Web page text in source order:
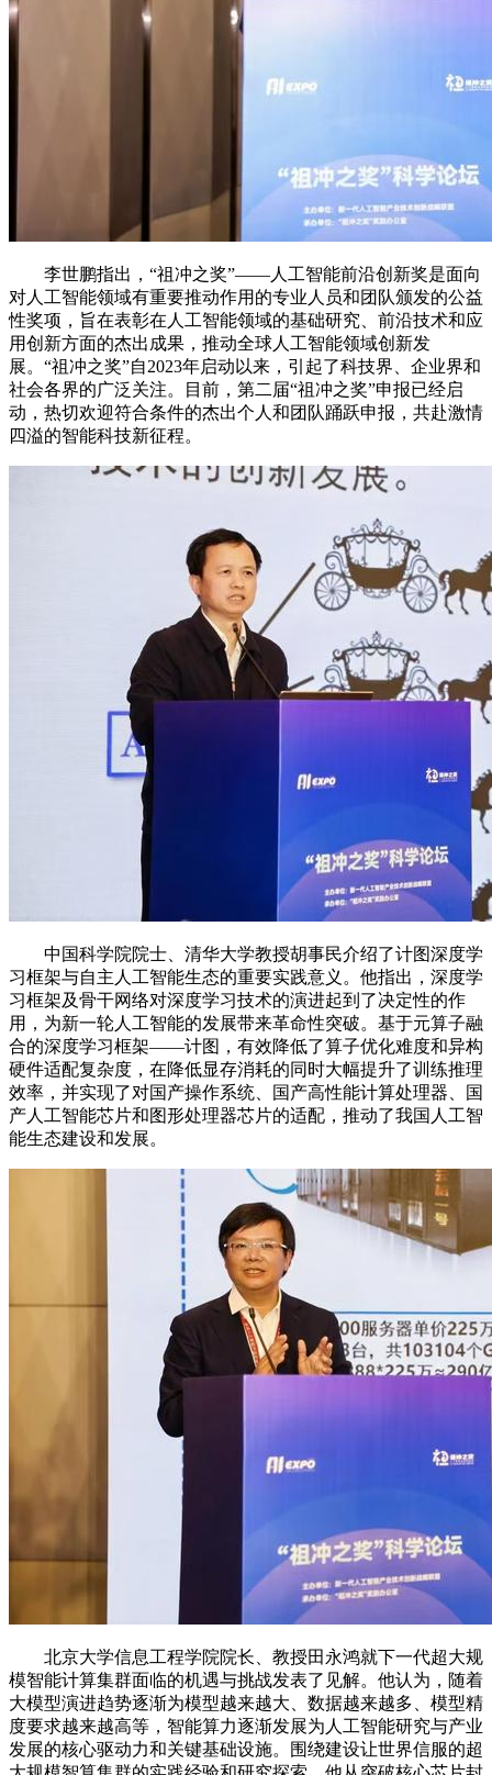
李世鹏指出，“祖冲之奖”――人工智能前沿创新奖是面向
对人工智能领域有重要推动作用的专业人员和团队颁发的公益
性奖项，旨在表彰在人工智能领域的基础研究、前沿技术和应
用创新方面的杰出成果，推动全球人工智能领域创新发
展。“祖冲之奖”自2023年启动以来，引起了科技界、企业界和
社会各界的广泛关注。目前，第二届“祖冲之奖”申报已经启
动，热切欢迎符合条件的杰出个人和团队踊跃申报，共赴激情
四溢的智能科技新征程。
中国科学院院士、清华大学教授胡事民介绍了计图深度学
习框架与自主人工智能生态的重要实践意义。他指出，深度学
习框架及骨干网络对深度学习技术的演进起到了决定性的作
用，为新一轮人工智能的发展带来革命性突破。基于元算子融
合的深度学习框架——计图，有效降低了算子优化难度和异构
硬件适配复杂度，在降低显存消耗的同时大幅提升了训练推理
效率，并实现了对国产操作系统、国产高性能计算处理器、国
产人工智能芯片和图形处理器芯片的适配，推动了我国人工智
能生态建设和发展。
北京大学信息工程学院院长、教授田永鸿就下一代超大规
模智能计算集群面临的机遇与挑战发表了见解。他认为，随着
大模型演进趋势逐渐为模型越来越大、数据越来越多、模型精
度要求越来越高等，智能算力逐渐发展为人工智能研究与产业
发展的核心驱动力和关键基础设施。围绕建设让世界信服的超